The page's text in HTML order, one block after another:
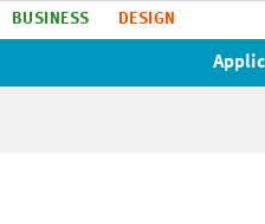
BUSINESS DESIGN